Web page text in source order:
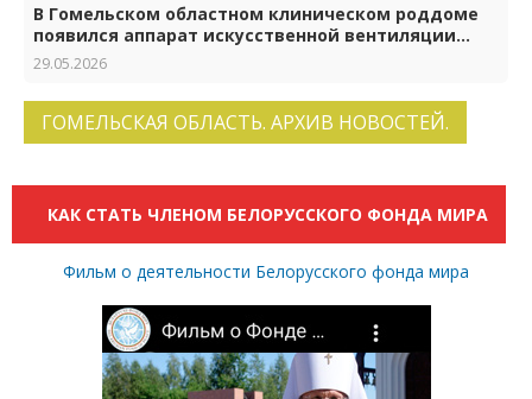
В Гомельском областном клиническом роддоме
появился аппарат искусственной вентиляции
лёгких нового поколения
29.05.2026
ГОМЕЛЬСКАЯ ОБЛАСТЬ. АРХИВ НОВОСТЕЙ.
КАК СТАТЬ ЧЛЕНОМ БЕЛОРУССКОГО ФОНДА МИРА
Фильм о деятельности Белорусского фонда мира